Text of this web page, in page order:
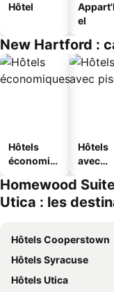
Hôtel
el
New Hartford :
Hôtels
économiq
Hôtels
avec
Homewood
Utica : les
Hôtels Cooperstown
Hôtels Syracuse
Hôtels Utica